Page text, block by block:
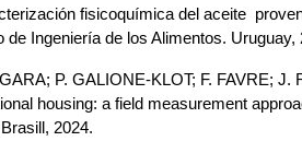
fisicoquímica del aceite
de Ingeniería de los Alimentos. Uruguay,
P. GALIONE-KLOT; F. FAVRE;
housing: a field measurement
2024.